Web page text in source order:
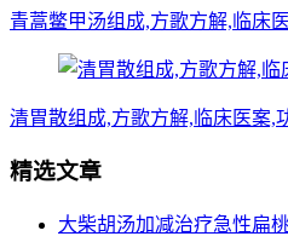
青蒿鳖甲汤组成,方歌方解,临床
清胃散组成,方歌方解,临床医案,
精选文章
大柴胡汤加减治疗急性扁